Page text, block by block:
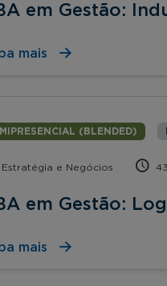
em Gestão:
mais
(BLENDED)
Estratégia e Negócios
em Gestão:
mais